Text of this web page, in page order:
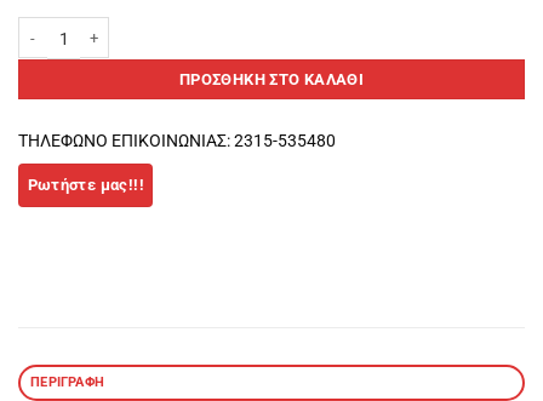
ΠΡΟΣΘΉΚΗ ΣΤΟ ΚΑΛΆΘΙ
ΤΗΛΕΦΩΝΟ ΕΠΙΚΟΙΝΩΝΙΑΣ: 2315-535480
ΠΕΡΙΓΡΑΦΉ